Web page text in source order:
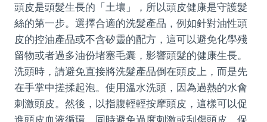
頭皮是頭髮生長的「土壤」，所以頭皮健康是守護髮
絲的第一步。選擇合適的洗髮產品，例如針對油性頭
皮的控油產品或不含矽靈的配方，這可以避免化學殘
留物或者過多油份堵塞毛囊，影響頭髮的健康生長。
洗頭時，請避免直接將洗髮產品倒在頭皮上，而是先
在手掌中搓揉起泡。使用溫水洗頭，因為過熱的水會
刺激頭皮。然後，以指腹輕輕按摩頭皮，這樣可以促